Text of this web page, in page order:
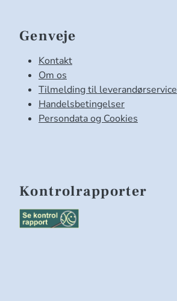
Genveje
Kontakt
Om os
Tilmelding til leverandørservice
Handelsbetingelser
Persondata og Cookies
Kontrolrapporter